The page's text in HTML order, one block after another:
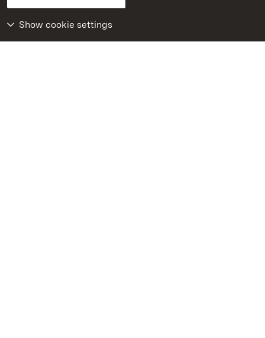
Show cookie settings
Declaration on barrier-free access
BITV-konform (geprüfte Seiten)